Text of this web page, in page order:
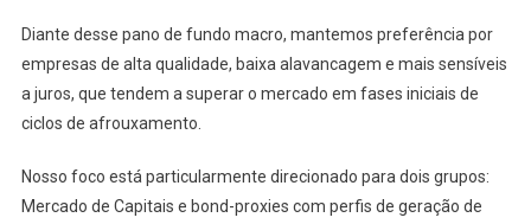
Diante desse pano de fundo macro, mantemos preferência por
empresas de alta qualidade, baixa alavancagem e mais sensíveis
a juros, que tendem a superar o mercado em fases iniciais de
ciclos de afrouxamento.
Nosso foco está particularmente direcionado para dois grupos:
Mercado de Capitais e bond-proxies com perfis de geração de